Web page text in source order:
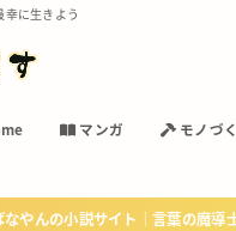
に生きよう
マンガ モノづ
なやんの小説サイト｜言葉の魔導